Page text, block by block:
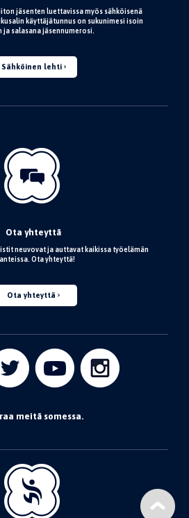
jäsenten luettavissa myös sähköisenä
käyttäjätunnus on sukunimesi isoin
ja salasana jäsennumerosi.
Sähköinen lehti
Ota yhteyttä
neuvovat ja auttavat kaikissa työelämän
Ota yhteyttä!
Ota yhteyttä
meitä somessa.